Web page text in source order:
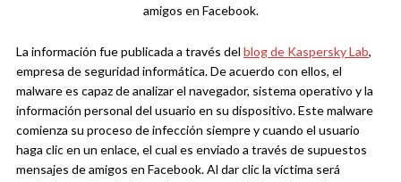
amigos en Facebook.
La información fue publicada a través del blog de Kaspersky Lab,
empresa de seguridad informática. De acuerdo con ellos, el
malware es capaz de analizar el navegador, sistema operativo y la
información personal del usuario en su dispositivo. Este malware
comienza su proceso de infección siempre y cuando el usuario
haga clic en un enlace, el cual es enviado a través de supuestos
mensajes de amigos en Facebook. Al dar clic la víctima será